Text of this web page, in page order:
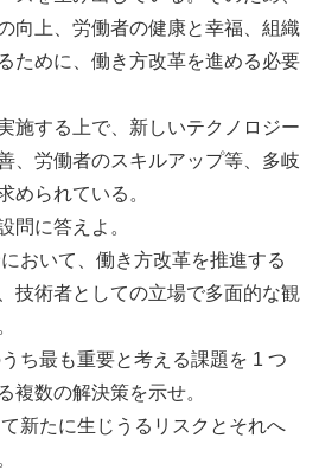
向上、労働者の健康と幸福、組織
ために、働き方改革を進める必要
施する上で、新しいテクノロジー
、労働者のスキルアップ等、多岐
められている。
問に答えよ。
おいて、働き方改革を推進する
技術者としての立場で多面的な観
ち最も重要と考える課題を 1 つ
複数の解決策を示せ。
新たに生じうるリスクとそれへ